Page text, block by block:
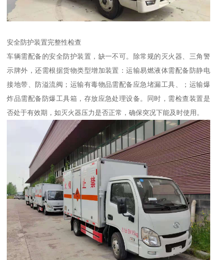
安全防护装置完整性检查​
车辆需配备的安全防护装置，缺一不可。除常规的灭火器、三角警
示牌外，还需根据货物类型增加装置：运输易燃液体需配备防静电
接地带、防溢流阀；运输有毒物品需配备应急堵漏工具、；运输爆
炸品需配备防爆工具箱，存放应急处理设备。同时，需检查装置是
否处于有效期，如灭火器压力是否正常，确保突况下能及时使用。​